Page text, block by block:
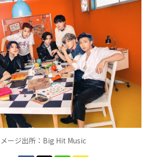
ージ出所：Big Hit Music